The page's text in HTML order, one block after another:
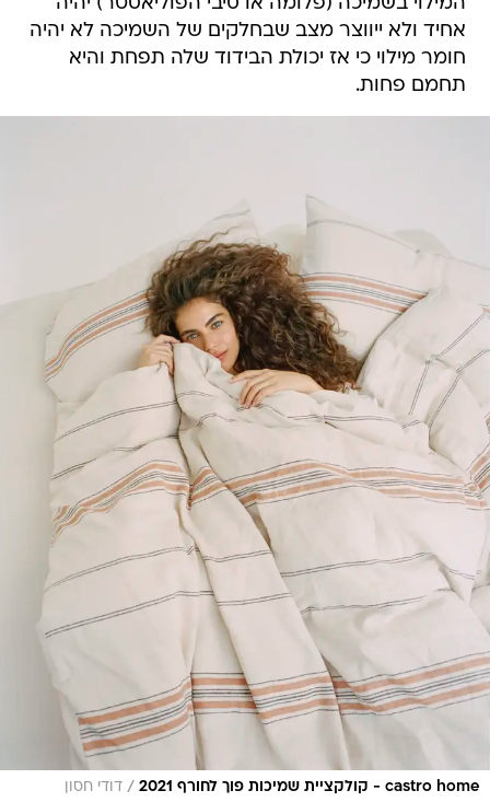
אחיד ולא ייווצר מצב שבחלקים של השמיכה לא יהיה
חומר מילוי כי אז יכולת הבידוד שלה תפחת והיא
תחמם פחות.
castro home - קולקציית שמיכות פוך לחורף 2021 / דודי חסון